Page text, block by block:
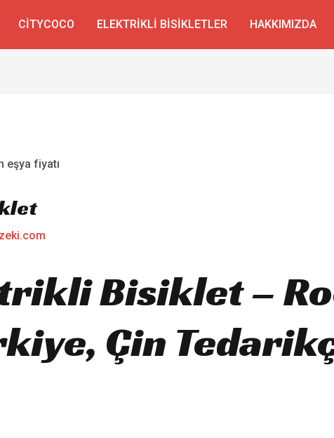
CITYCOCO ELEKTRIKLI BISIKLETLER HAKKIMIZDA
Bisiklet –
Çin